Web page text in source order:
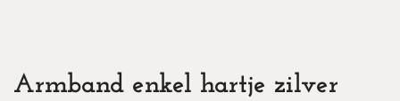
Armband enkel hartje zilver